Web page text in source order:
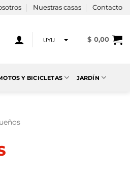
Nuestras casas Contacto
UYU $ 0,00
Y BICICLETAS JARDÍN